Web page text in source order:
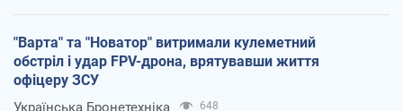
"Варта" та "Новатор" витримали кулеметний
обстріл і удар FPV-дрона, врятувавши життя
офіцеру ЗСУ
Українська Бронетехніка 648